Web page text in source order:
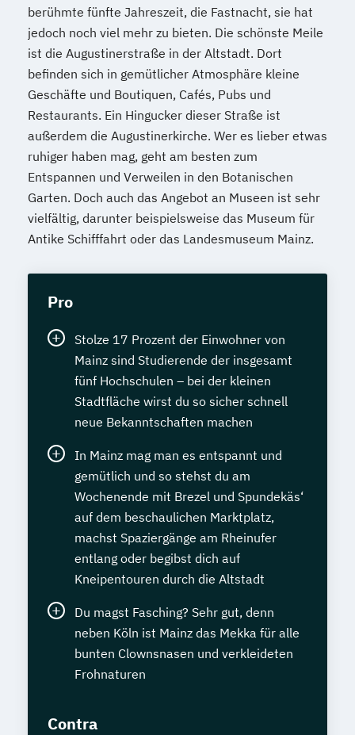
berühmte fünfte Jahreszeit, die Fastnacht, sie hat
jedoch noch viel mehr zu bieten. Die schönste Meile
ist die Augustinerstraße in der Altstadt. Dort
befinden sich in gemütlicher Atmosphäre kleine
Geschäfte und Boutiquen, Cafés, Pubs und
Restaurants. Ein Hingucker dieser Straße ist
außerdem die Augustinerkirche. Wer es lieber etwas
ruhiger haben mag, geht am besten zum
Entspannen und Verweilen in den Botanischen
Garten. Doch auch das Angebot an Museen ist sehr
vielfältig, darunter beispielsweise das Museum für
Antike Schifffahrt oder das Landesmuseum Mainz.
Pro
Stolze 17 Prozent der Einwohner von
Mainz sind Studierende der insgesamt
fünf Hochschulen – bei der kleinen
Stadtfläche wirst du so sicher schnell
neue Bekanntschaften machen
In Mainz mag man es entspannt und
gemütlich und so stehst du am
Wochenende mit Brezel und Spundekäs‘
auf dem beschaulichen Marktplatz,
machst Spaziergänge am Rheinufer
entlang oder begibst dich auf
Kneipentouren durch die Altstadt
Du magst Fasching? Sehr gut, denn
neben Köln ist Mainz das Mekka für alle
bunten Clownsnasen und verkleideten
Frohnaturen
Contra